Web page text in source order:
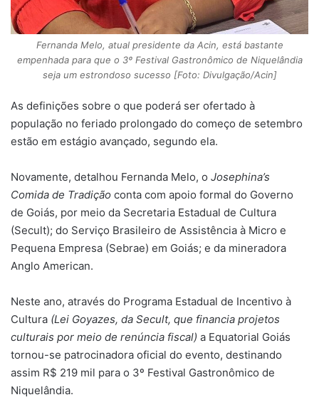
Fernanda Melo, atual presidente da Acin, está bastante
empenhada para que o 3º Festival Gastronômico de Niquelândia
seja um estrondoso sucesso [Foto: Divulgação/Acin]
As definições sobre o que poderá ser ofertado à
população no feriado prolongado do começo de setembro
estão em estágio avançado, segundo ela.
Novamente, detalhou Fernanda Melo, o Josephina’s
Comida de Tradição conta com apoio formal do Governo
de Goiás, por meio da Secretaria Estadual de Cultura
(Secult); do Serviço Brasileiro de Assistência à Micro e
Pequena Empresa (Sebrae) em Goiás; e da mineradora
Anglo American.
Neste ano, através do Programa Estadual de Incentivo à
Cultura (Lei Goyazes, da Secult, que financia projetos
culturais por meio de renúncia fiscal) a Equatorial Goiás
tornou-se patrocinadora oficial do evento, destinando
assim R$ 219 mil para o 3º Festival Gastronômico de
Niquelândia.